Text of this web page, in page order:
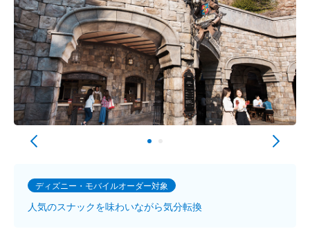
ディズニー・モバイルオーダー対象
人気のスナックを味わいながら気分転換